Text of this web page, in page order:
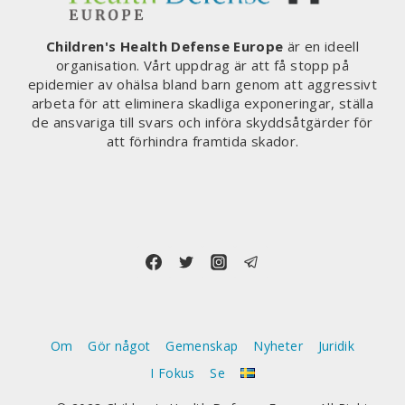
Children's Health Defense Europe är en ideell
organisation. Vårt uppdrag är att få stopp på
epidemier av ohälsa bland barn genom att aggressivt
arbeta för att eliminera skadliga exponeringar, ställa
de ansvariga till svars och införa skyddsåtgärder för
att förhindra framtida skador.
Om Gör något Gemenskap Nyheter
Juridik
I Fokus
Se